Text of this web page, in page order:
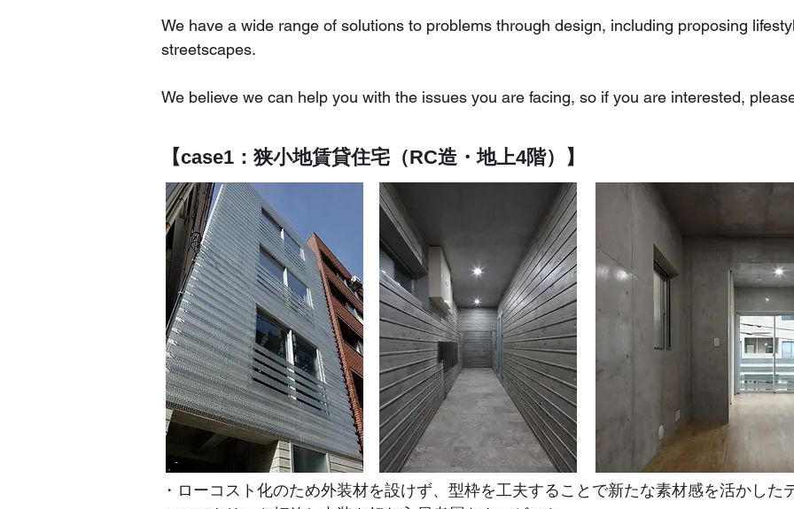
We have a wide range of solutions to problems through design, including proposing
streetscapes.
We believe we can help you with the issues you are facing, so if you are interested,
【case1：狭小地賃貸住宅（RC造・地上4階）】
・ローコスト化のため外装材を設けず、型枠を工夫することで新たな素材感を活かした